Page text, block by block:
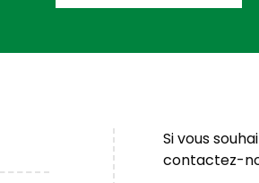
Si vous
contactez-